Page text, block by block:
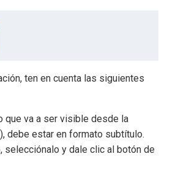
ten en cuenta las siguientes
que va a ser visible desde la
debe estar en formato subtítulo.
selecciónalo y dale clic al botón de